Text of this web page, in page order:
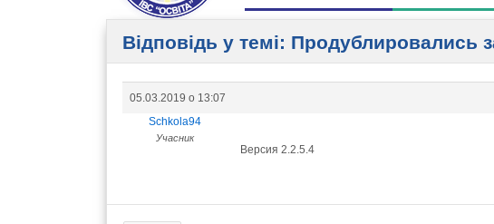
Відповідь у темі: Продублировались
05.03.2019 о 13:07
Schkola94
Учасник
Версия 2.2.5.4